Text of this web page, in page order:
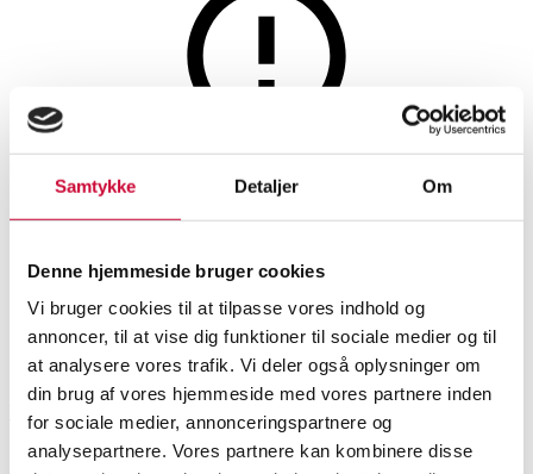
Samtykke Detaljer Om
Denne hjemmeside bruger cookies
Vi bruger cookies til at tilpasse vores indhold og
annoncer, til at vise dig funktioner til sociale medier og til
at analysere vores trafik. Vi deler også oplysninger om
din brug af vores hjemmeside med vores partnere inden
for sociale medier, annonceringspartnere og
analysepartnere. Vores partnere kan kombinere disse
Spiseborde, spisestuemøbler
Charles Eames. Bord
'Segmented Table' Ø. 110 cm
SHOWROOM
Vejle
VURDERING
DKK
VARENUMMER
6527971